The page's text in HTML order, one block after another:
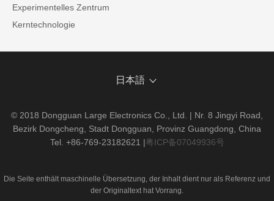
Experimentelles Zentrum
Kerntechnologie
日本語
© 2018 Dongguan Large Electronics Co., Ltd. | Nr. 8 Jingyi Road,
Bezirk Dongcheng, Stadt Dongguan, Provinz Guangdong, China
Tel. +86-769-23182621 |粤ICP备07049936号
Die Seite enthält maschinelle Übersetzung, der Inhalt dient nur als Referenz und
der Originaltext hat Vorrang.